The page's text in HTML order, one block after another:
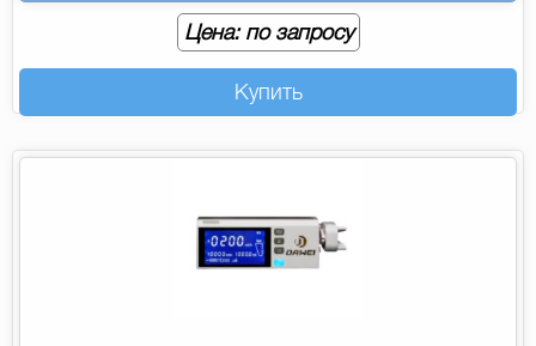
Цена: по запросу
Купить